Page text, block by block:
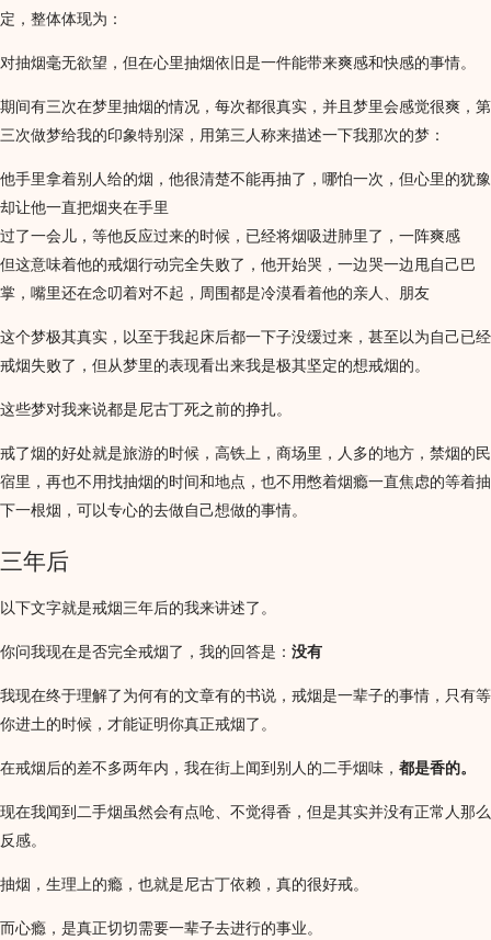
定，整体体现为：
对抽烟毫无欲望，但在心里抽烟依旧是一件能带来爽感和快感的事情。
期间有三次在梦里抽烟的情况，每次都很真实，并且梦里会感觉很爽，第
三次做梦给我的印象特别深，用第三人称来描述一下我那次的梦：
他手里拿着别人给的烟，他很清楚不能再抽了，哪怕一次，但心里的犹豫
却让他一直把烟夹在手里
过了一会儿，等他反应过来的时候，已经将烟吸进肺里了，一阵爽感
但这意味着他的戒烟行动完全失败了，他开始哭，一边哭一边甩自己巴
掌，嘴里还在念叨着对不起，周围都是冷漠看着他的亲人、朋友
这个梦极其真实，以至于我起床后都一下子没缓过来，甚至以为自己已经
戒烟失败了，但从梦里的表现看出来我是极其坚定的想戒烟的。
这些梦对我来说都是尼古丁死之前的挣扎。
戒了烟的好处就是旅游的时候，高铁上，商场里，人多的地方，禁烟的民
宿里，再也不用找抽烟的时间和地点，也不用憋着烟瘾一直焦虑的等着抽
下一根烟，可以专心的去做自己想做的事情。
三年后
以下文字就是戒烟三年后的我来讲述了。
你问我现在是否完全戒烟了，我的回答是： 没有
我现在终于理解了为何有的文章有的书说，戒烟是一辈子的事情，只有等
你进土的时候，才能证明你真正戒烟了。
在戒烟后的差不多两年内，我在街上闻到别人的二手烟味， 都是香的。
现在我闻到二手烟虽然会有点呛、不觉得香，但是其实并没有正常人那么
反感。
抽烟，生理上的瘾，也就是尼古丁依赖，真的很好戒。
而心瘾，是真正切切需要一辈子去进行的事业。